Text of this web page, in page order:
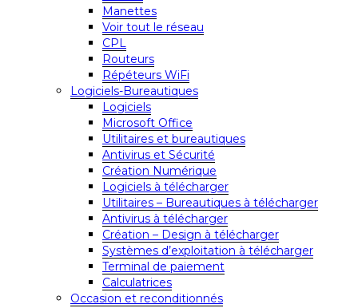
Manettes
Voir tout le réseau
CPL
Routeurs
Répéteurs WiFi
Logiciels-Bureautiques
Logiciels
Microsoft Office
Utilitaires et bureautiques
Antivirus et Sécurité
Création Numérique
Logiciels à télécharger
Utilitaires – Bureautiques à télécharger
Antivirus à télécharger
Création – Design à télécharger
Systèmes d’exploitation à télécharger
Terminal de paiement
Calculatrices
Occasion et reconditionnés